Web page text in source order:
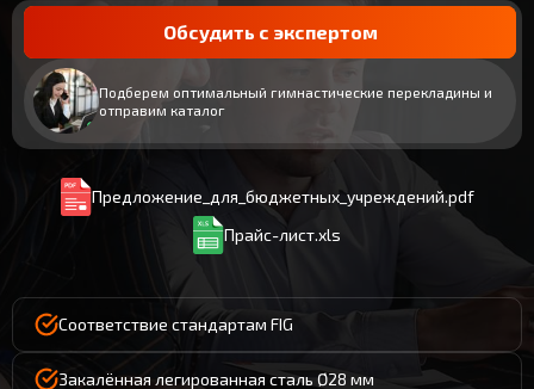
Обсудить с экспертом
Подберем оптимальный гимнастические перекладины и
отправим каталог
Предложение_для_бюджетных_учреждений.pdf
Прайс-лист.xls
Соответствие стандартам FIG
Закалённая легированная сталь Ø28 мм